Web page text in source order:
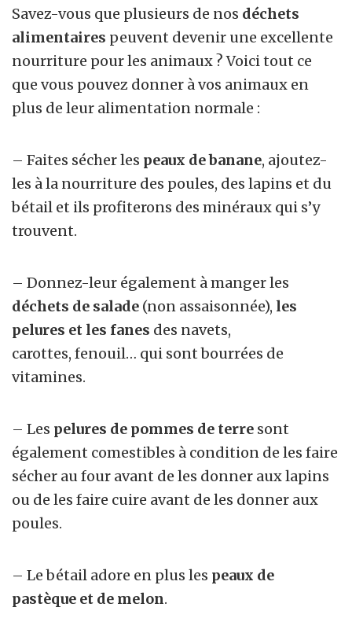
Savez-vous que plusieurs de nos déchets
alimentaires peuvent devenir une excellente
nourriture pour les animaux ? Voici tout ce
que vous pouvez donner à vos animaux en
plus de leur alimentation normale :
– Faites sécher les peaux de banane, ajoutez-
les à la nourriture des poules, des lapins et du
bétail et ils profiterons des minéraux qui s’y
trouvent.
– Donnez-leur également à manger les
déchets de salade (non assaisonnée), les
pelures et les fanes des navets,
carottes, fenouil… qui sont bourrées de
vitamines.
– Les pelures de pommes de terre sont
également comestibles à condition de les faire
sécher au four avant de les donner aux lapins
ou de les faire cuire avant de les donner aux
poules.
– Le bétail adore en plus les peaux de
pastèque et de melon.